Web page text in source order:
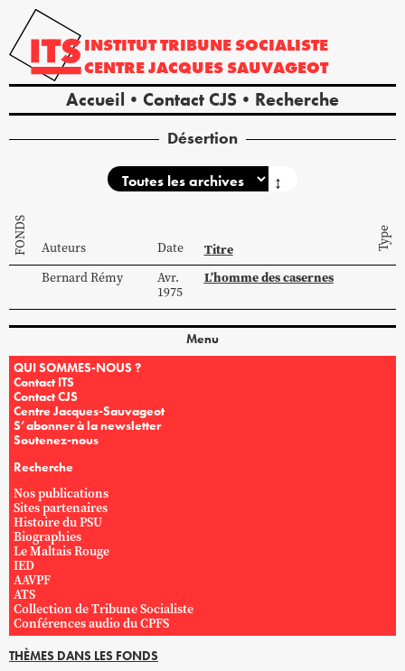
INSTITUTTRIBUNE SOCIALISTE
CENTREJACQUES SAUVAGEOT
Accueil Contact CJS Recherche
Désertion
↕
FONDS Auteurs Date Titre Type
BernardRémy
Avr.
1975
L’homme des casernes
Menu
QUI SOMMES-NOUS ?
Contact ITS
Contact CJS
Centre Jacques-Sauvageot
S’abonner à la newsletter
Soutenez-nous
Recherche
Nos publications
Sites partenaires
Histoire du PSU
Biographies
Le Maltais Rouge
IED
AAVPF
ATS
Collection de Tribune Socialiste
Conférences audio du CPFS
THÈMES DANS LES FONDS